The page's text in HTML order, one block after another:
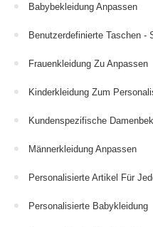
Babybekleidung Anpassen
Benutzerdefinierte Taschen -
Frauenkleidung Zu Anpassen
Kinderkleidung Zum
Kundenspezifische
Männerkleidung Anpassen
Personalisierte Artikel Für
Personalisierte Babykleidung